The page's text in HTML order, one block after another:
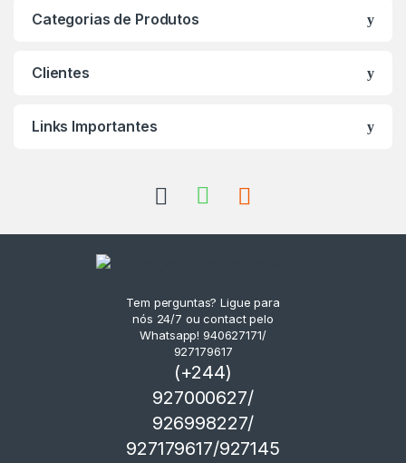
Categorias de Produtos
Clientes
Links Importantes
Tem perguntas? Ligue para
nós 24/7 ou contact pelo
Whatsapp! 940627171/
927179617
(+244)
927000627/
926998227/
927179617/927145